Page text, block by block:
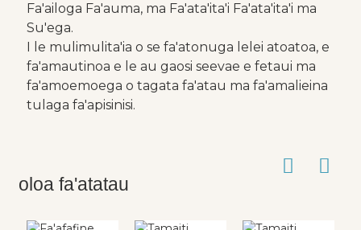
Fa'ailoga Fa'auma, ma Fa'ata'ita'i Fa'ata'ita'i ma
Su'ega.
I le mulimulita'ia o se fa'atonuga lelei atoatoa, e
fa'amautinoa e le au gaosi seevae e fetaui ma
fa'amoemoega o tagata fa'atau ma fa'amalieina
tulaga fa'apisinisi.
oloa fa'atatau